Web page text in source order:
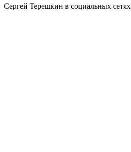
Сергей Терешкин в социальных сетях